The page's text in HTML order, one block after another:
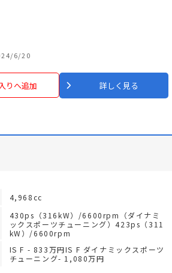
6/20
りへ追加 詳しく見る
4,968cc
430ps（316kW）/6600rpm（ダイナミ
ックスポーツチューニング）423ps（311
kW）/6600rpm
IS F - 833万円IS F ダイナミックスポーツ
チューニング- 1,080万円